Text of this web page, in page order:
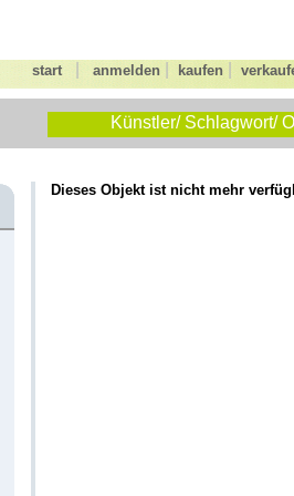
start anmelden kaufen
Künstler/ Schlagwort/
Dieses Objekt ist nicht mehr